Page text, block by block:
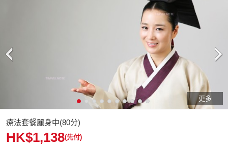
更多
療法套餐麗身中(80分)
HK$1,138(先付)